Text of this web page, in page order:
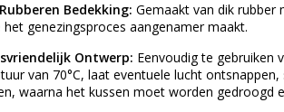
Bedekking: Gemaakt van dik rubber
het genezingsproces aangenamer maakt.
Ontwerp: Eenvoudig te gebruiken
van 70°C, laat eventuele lucht
waarna het kussen moet worden gedroogd